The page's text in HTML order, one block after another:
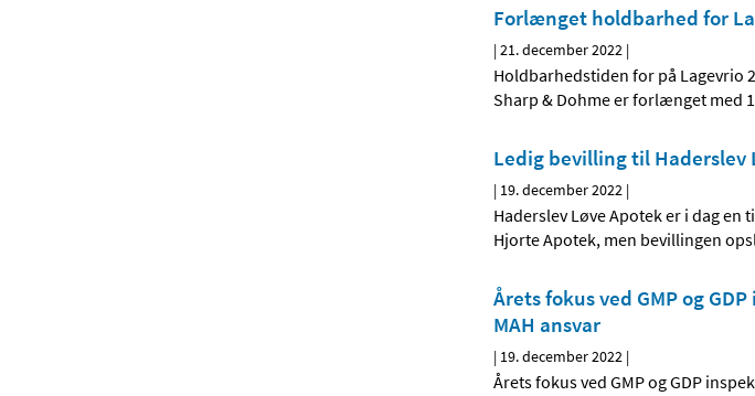
Forlænget holdbarhed for
|21. december 2022 |
Holdbarhedstiden for på Lagevrio
Sharp & Dohme er forlænget med
Ledig bevilling til Haderslev
| 19. december 2022 |
Haderslev Løve Apotek er i dag
Hjorte Apotek, men bevillingen
Årets fokus ved GMP og
MAH ansvar
| 19. december 2022 |
Årets fokus ved GMP og GDP